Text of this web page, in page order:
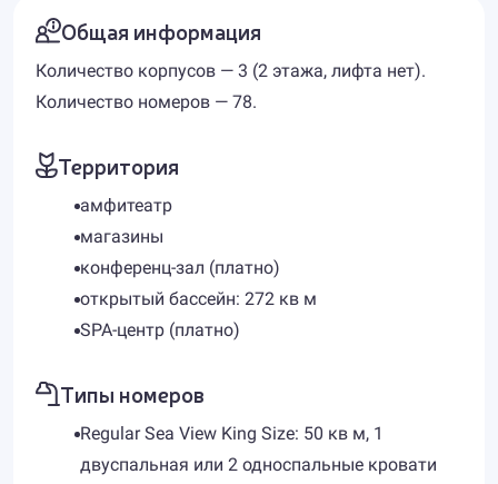
Общая информация
Количество корпусов — 3 (2 этажа, лифта нет).
Количество номеров — 78.
Территория
амфитеатр
магазины
конференц-зал (платно)
открытый бассейн: 272 кв м
SPA-центр (платно)
Типы номеров
Regular Sea View King Size: 50 кв м, 1
двуспальная или 2 односпальные кровати